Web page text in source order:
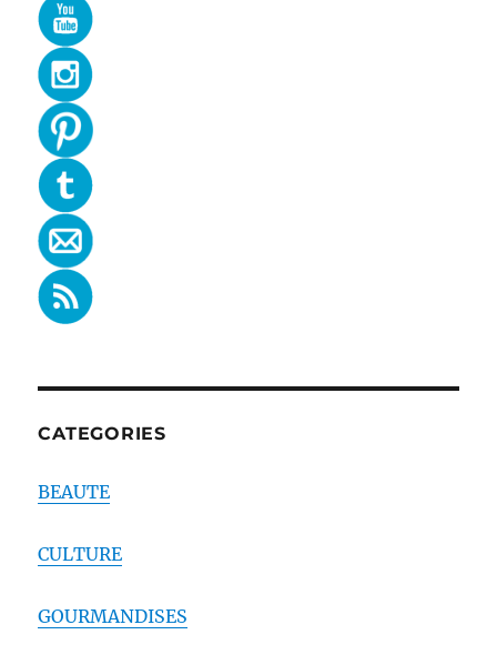
CATEGORIES
BEAUTE
CULTURE
GOURMANDISES